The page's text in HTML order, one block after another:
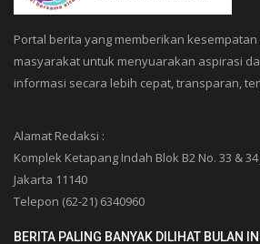
Portal berita yang memberikan
masyarakat untuk menyuarakan aspirasi
informasi secara lebih cepat, transparan,
Alamat Redaksi :
Komplek Ketapang Indah Blok B2 No. 33 &
Jakarta 11140
Telepon (62-21) 6340960
BERITA PALING BANYAK DILIHAT BULAN INI